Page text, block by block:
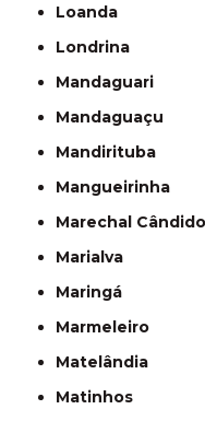
Loanda
Londrina
Mandaguari
Mandaguaçu
Mandirituba
Mangueirinha
Marechal
Marialva
Maringá
Marmeleiro
Matelândia
Matinhos